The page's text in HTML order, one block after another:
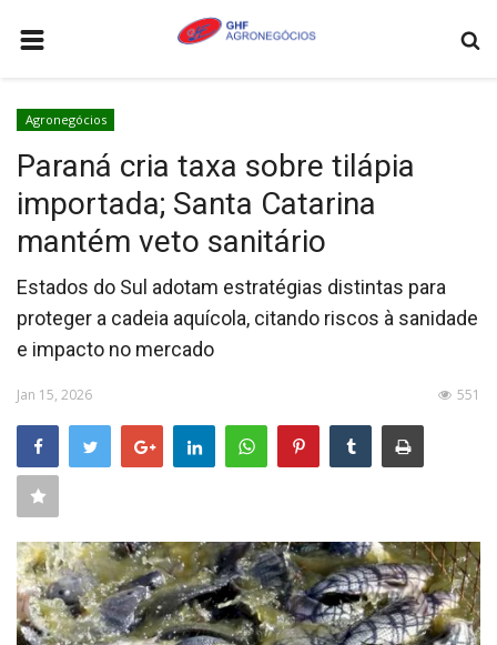
AGRONEGÓCIOS
LEILÕES
FEIRAS E EVENTOS
COMO ANUNCIAR
COLUNISTA
QUEM SOMOS
CONTATO
CONECTE-SE
REGISTO
Agronegócios
Paraná cria taxa sobre tilápia
importada; Santa Catarina
mantém veto sanitário
Estados do Sul adotam estratégias distintas para
proteger a cadeia aquícola, citando riscos à sanidade
e impacto no mercado
Jan 15, 2026 551